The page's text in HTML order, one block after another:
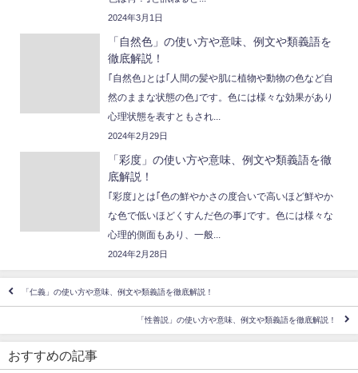
2024年3月1日
「自然色」の使い方や意味、例文や類義語を
徹底解説！
｢自然色｣とは｢人間の髪や肌に植物や動物の色など自
然のままな状態の色｣です。色には様々な効果があり
心理状態を表すともされ...
2024年2月29日
「彩度」の使い方や意味、例文や類義語を徹
底解説！
｢彩度｣とは｢色の鮮やかさの度合いで高いほど鮮やか
な色で低いほどくすんだ色の事｣です。色には様々な
心理的側面もあり、一般...
2024年2月28日
「仁義」の使い方や意味、例文や類義語を徹底解説！
「性善説」の使い方や意味、例文や類義語を徹底解説！
おすすめの記事